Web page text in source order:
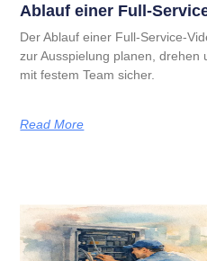
Ablauf einer Full-
Der Ablauf einer Full-Service-
zur Ausspielung planen, drehen
mit festem Team sicher.
Read More